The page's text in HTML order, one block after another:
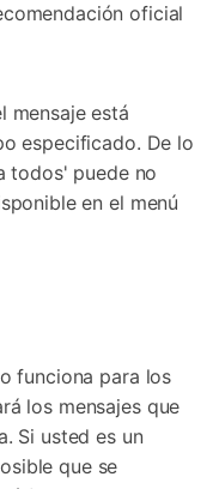
oficial
mensaje está
especificado. De lo
todos' puede no
en el menú
funciona para los
los mensajes que
Si usted es un
que se